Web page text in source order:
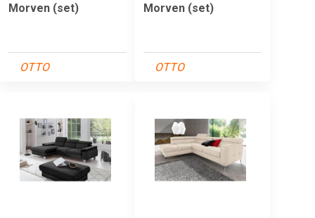
Morven (set)
OTTO
Morven (set)
OTTO